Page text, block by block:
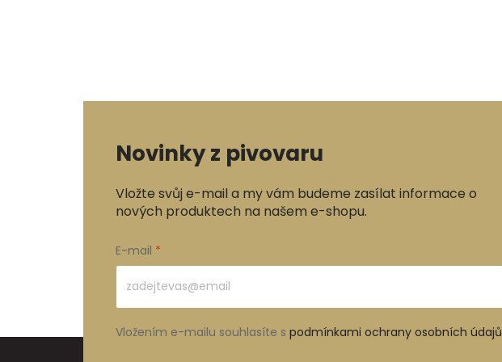
Novinky z pivovaru
Vložte svůj e-mail a my vám budeme zasílat informace o
nových produktech na našem e-shopu.
E-mail
Vložením e-mailu souhlasíte s podmínkami ochrany osobních údajů